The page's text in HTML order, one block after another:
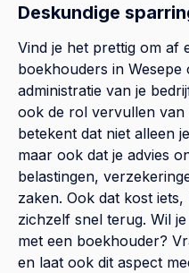
Deskundige
Vind je het prettig om af
boekhouders in Wesepe
administratie van je
ook de rol vervullen
betekent dat niet alleen
maar ook dat je advies
belastingen,
zaken. Ook dat kost
zichzelf snel terug. Wil
met een boekhouder?
en laat ook dit aspect